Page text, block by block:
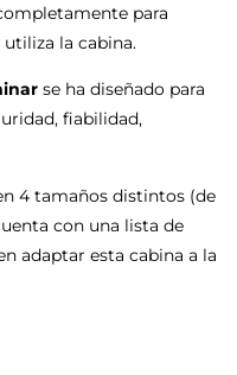
para
la cabina.
se ha diseñado para
fiabilidad,
4 tamaños distintos (de
con una lista de
adaptar esta cabina a la